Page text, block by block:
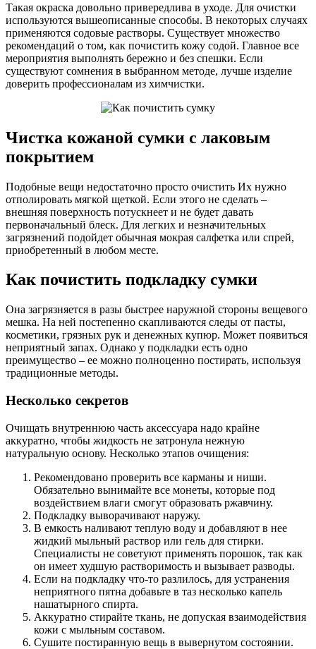
Такая окраска довольно привередлива в уходе. Для очистки
используются вышеописанные способы. В некоторых случаях
применяются содовые растворы. Существует множество
рекомендаций о том, как почистить кожу содой. Главное все
мероприятия выполнять бережно и без спешки. Если
существуют сомнения в выбранном методе, лучше изделие
доверить профессионалам из химчистки.
Чистка кожаной сумки с лаковым
покрытием
Подобные вещи недостаточно просто очистить Их нужно
отполировать мягкой щеткой. Если этого не сделать –
внешняя поверхность потускнеет и не будет давать
первоначальный блеск. Для легких и незначительных
загрязнений подойдет обычная мокрая салфетка или спрей,
приобретенный в любом месте.
Как почистить подкладку сумки
Она загрязняется в разы быстрее наружной стороны вещевого
мешка. На ней постепенно скапливаются следы от пасты,
косметики, грязных рук и денежных купюр. Может появиться
неприятный запах. Однако у подкладки есть одно
преимущество – ее можно полноценно постирать, используя
традиционные методы.
Несколько секретов
Очищать внутреннюю часть аксессуара надо крайне
аккуратно, чтобы жидкость не затронула нежную
натуральную основу. Несколько этапов очищения:
Рекомендовано проверить все карманы и ниши.
Обязательно вынимайте все монеты, которые под
воздействием влаги смогут образовать ржавчину.
Подкладку выворачивают наружу.
В емкость наливают теплую воду и добавляют в нее
жидкий мыльный раствор или гель для стирки.
Специалисты не советуют применять порошок, так как
он имеет худшую растворимость и вызывает разводы.
Если на подкладку что-то разлилось, для устранения
неприятного пятна добавьте в таз несколько капель
нашатырного спирта.
Аккуратно стирайте ткань, не допуская взаимодействия
кожи с мыльным составом.
Сушите постиранную вещь в вывернутом состоянии.